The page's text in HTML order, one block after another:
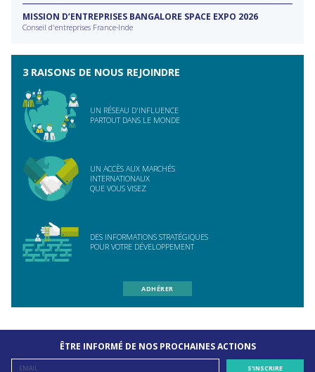
MISSION D’ENTREPRISES BANGALORE SPACE EXPO 2026
Conseil d'entreprises France-Inde
3 RAISONS DE NOUS REJOINDRE
UN RÉSEAU D'INFLUENCE
PARTOUT DANS LE MONDE
UN ACCÈS AUX MARCHÉS
INTERNATIONAUX
QUE VOUS VISEZ
DES INFORMATIONS STRATÉGIQUES
POUR VOTRE DÉVELOPPEMENT
ADHÉRER
ÊTRE INFORMÉ DE NOS PROCHAINES ACTIONS